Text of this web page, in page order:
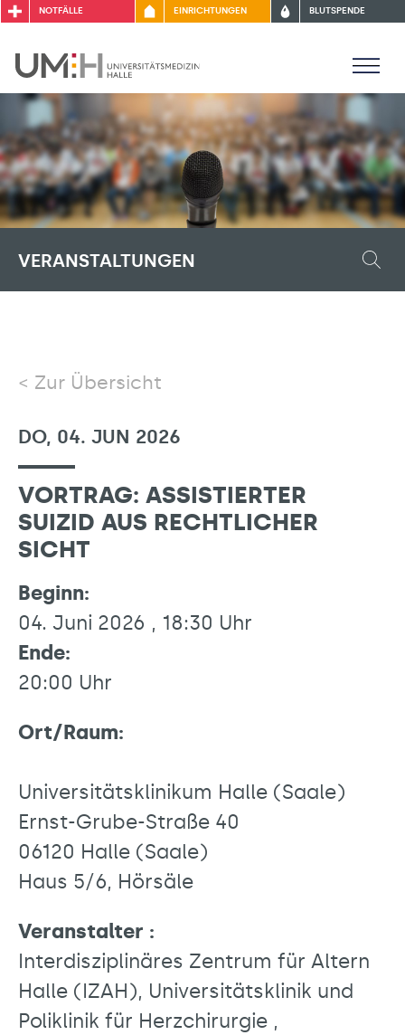
NOTFÄLLE EINRICHTUNGEN BLUTSPENDE
VERANSTALTUNGEN
Zur Übersicht
DO, 04. JUN 2026
VORTRAG: ASSISTIERTER
SUIZID AUS RECHTLICHER
SICHT
Beginn:
04. Juni 2026 , 18:30 Uhr
Ende:
20:00 Uhr
Ort/Raum:
Universitätsklinikum Halle (Saale)
Ernst-Grube-Straße 40
06120 Halle (Saale)
Haus 5/6, Hörsäle
Veranstalter :
Interdisziplinäres Zentrum für Altern
Halle (IZAH), Universitätsklinik und
Poliklinik für Herzchirurgie ,